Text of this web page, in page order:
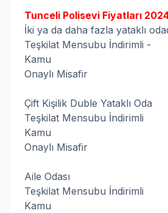
Tunceli Polisevi Fiyatları
İki ya da daha fazla yataklı
Teşkilat Mensubu İndirimli -
Kamu
Onaylı Misafir
Çift Kişilik Duble Yataklı Oda
Teşkilat Mensubu İndirimli
Kamu
Onaylı Misafir
Aile Odası
Teşkilat Mensubu İndirimli
Kamu